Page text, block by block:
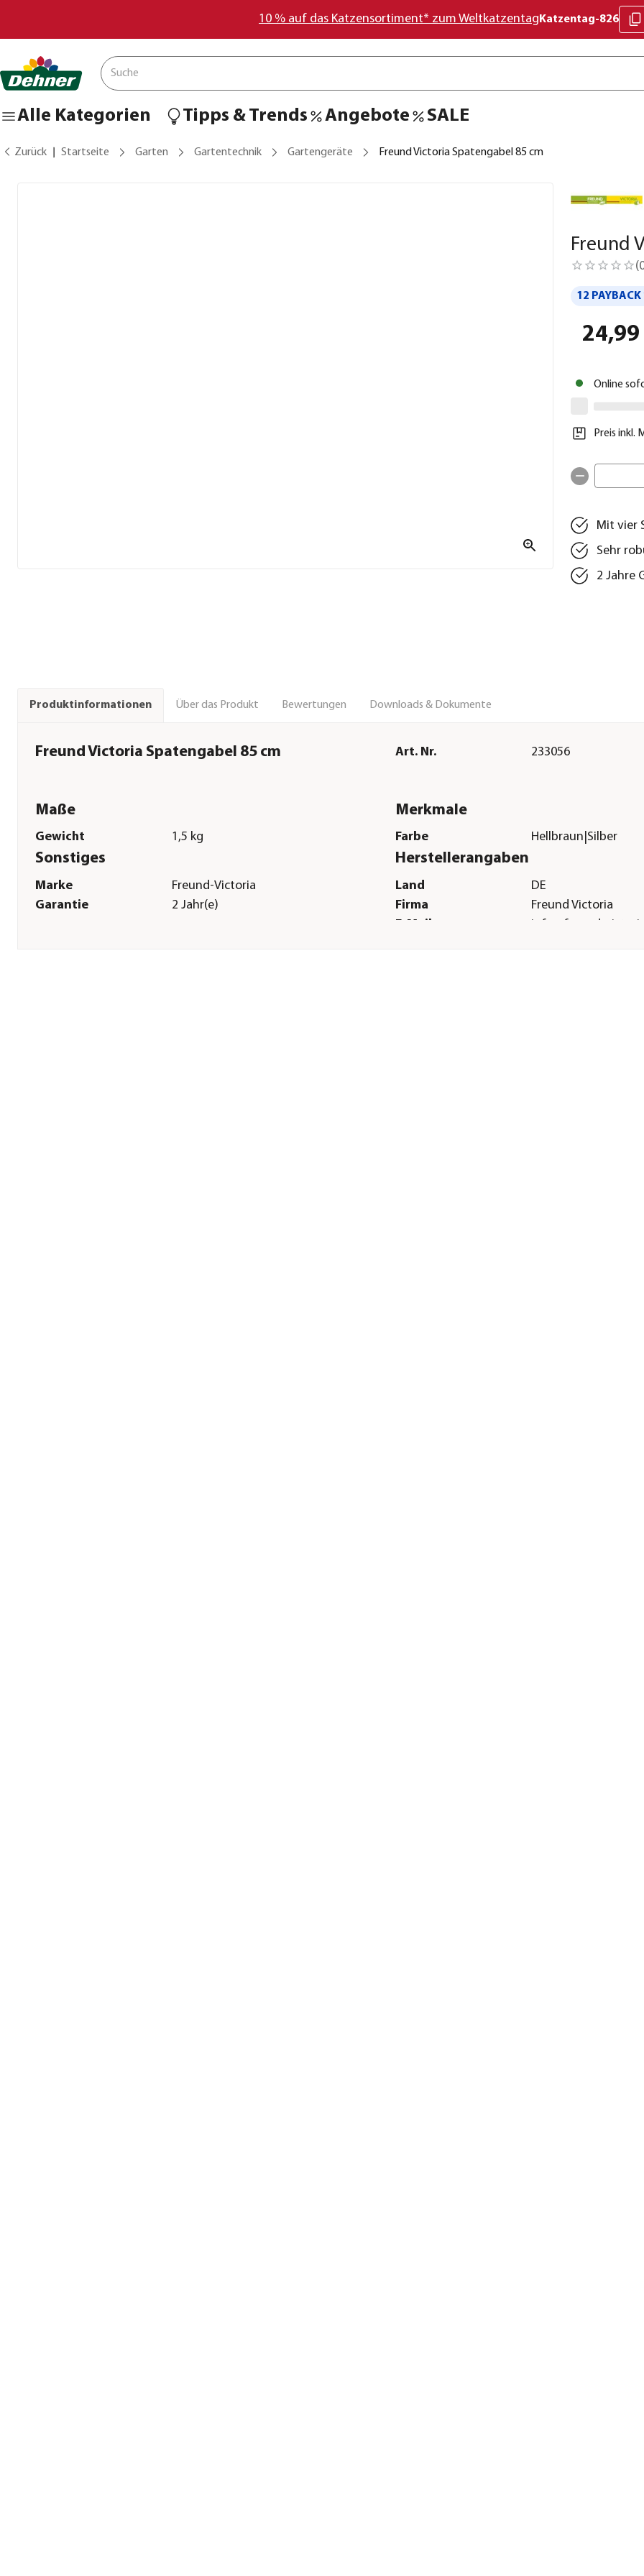
10 % auf das Katzensortiment* zum Weltkatzentag Katzentag-826
Alle Kategorien Tipps & Trends Angebote SALE
Zurück Startseite Garten Gartentechnik Gartengeräte Freund Victoria Spatengabel 85 cm
Freund
(
12
24,99
Online
Preis inkl.
Mit vier
Sehr
2 Jahre
Produktinformationen Über das Produkt Bewertungen Downloads & Dokumente
Freund Victoria Spatengabel 85 cm Art. Nr. 233056
Maße
Gewicht 1,5 kg
Merkmale
Farbe Hellbraun|Silber
Sonstiges
Marke
Freund-Victoria
Garantie
2 Jahr(e)
Herstellerangaben
Land
DE
Firma
Freund Victoria
E-Mail
info@freund-